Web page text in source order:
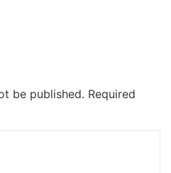
be published. Required